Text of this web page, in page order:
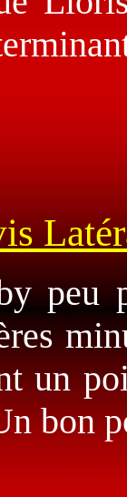
peu
un
bon